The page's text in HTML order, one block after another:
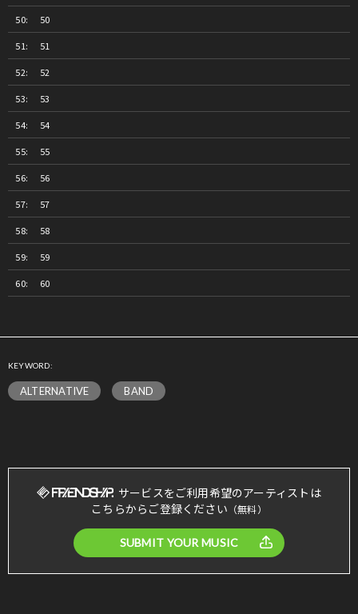
50
51
52
53
54
55
56
57
58
59
60
KEYWORD:
ALTERNATIVE BAND
サービスをご利用希望のアーティストは
こちらからご登録ください （無料）
SUBMIT YOUR MUSIC